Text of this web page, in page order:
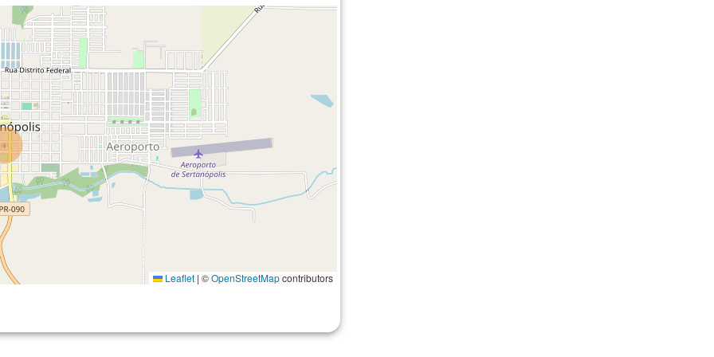
Leaflet | ©OpenStreetMapcontributors